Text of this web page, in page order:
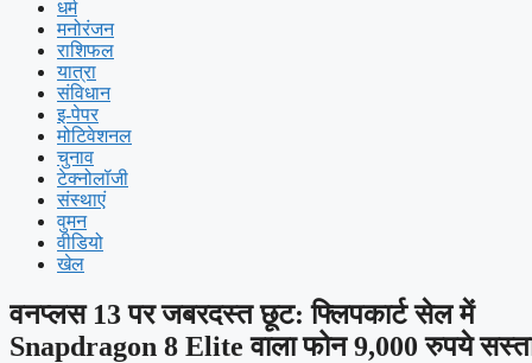
धर्म
मनोरंजन
राशिफल
यात्रा
संविधान
इ-पेपर
मोटिवेशनल
चुनाव
टेक्नोलॉजी
संस्थाएं
वुमन
वीडियो
खेल
वनप्लस 13 पर जबरदस्त छूट: फ्लिपकार्ट सेल में
Snapdragon 8 Elite वाला फोन 9,000 रुपये